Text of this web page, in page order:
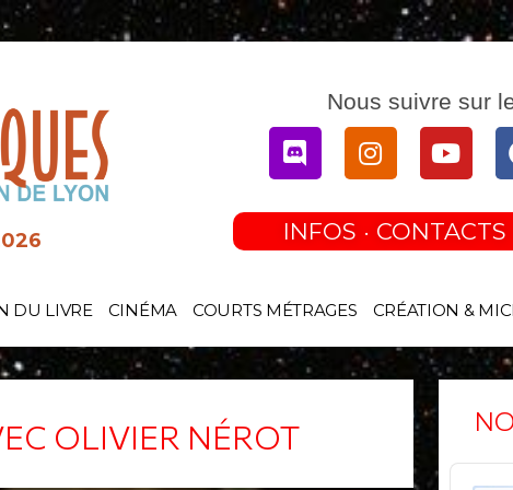
Nous suivre sur
DiscordInstagram
INFOS ·
DU LIVRE CINÉMA COURTS MÉTRAGES CRÉATION &
OLIVIER NÉROT
Audio